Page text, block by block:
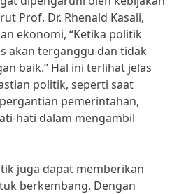
Prof. Dr. Rhenald Kasali,
ekonomi, “Ketika politik
akan terganggu dan tidak
baik.” Hal ini terlihat jelas
politik, seperti saat
pemerintahan,
hati dalam mengambil
juga dapat memberikan
berkembang. Dengan